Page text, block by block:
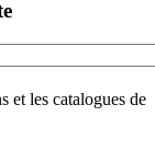
et les catalogues de